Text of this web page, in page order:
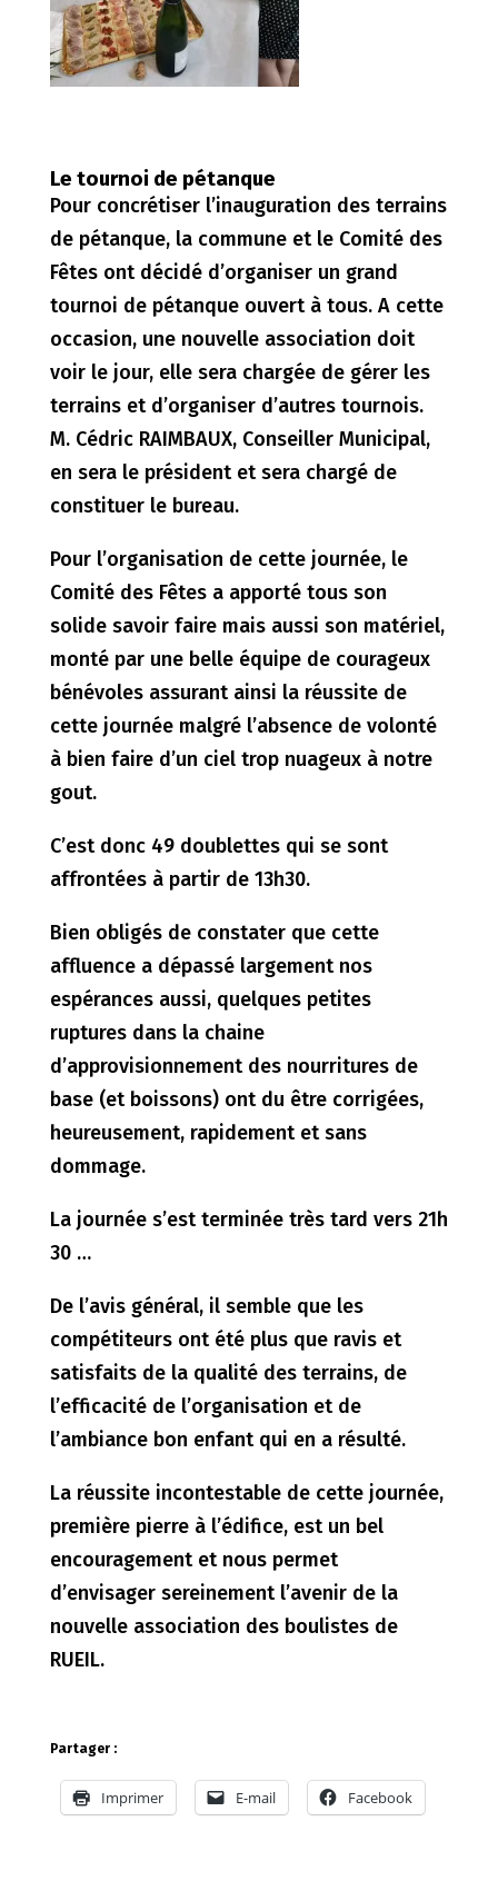
Le tournoi de pétanque
Pour concrétiser l’inauguration des terrains
de pétanque, la commune et le Comité des
Fêtes ont décidé d’organiser un grand
tournoi de pétanque ouvert à tous. A cette
occasion, une nouvelle association doit
voir le jour, elle sera chargée de gérer les
terrains et d’organiser d’autres tournois.
M. Cédric RAIMBAUX, Conseiller Municipal,
en sera le président et sera chargé de
constituer le bureau.
Pour l’organisation de cette journée, le
Comité des Fêtes a apporté tous son
solide savoir faire mais aussi son matériel,
monté par une belle équipe de courageux
bénévoles assurant ainsi la réussite de
cette journée malgré l’absence de volonté
à bien faire d’un ciel trop nuageux à notre
gout.
C’est donc 49 doublettes qui se sont
affrontées à partir de 13h30.
Bien obligés de constater que cette
affluence a dépassé largement nos
espérances aussi, quelques petites
ruptures dans la chaine
d’approvisionnement des nourritures de
base (et boissons) ont du être corrigées,
heureusement, rapidement et sans
dommage.
La journée s’est terminée très tard vers 21h
30 …
De l’avis général, il semble que les
compétiteurs ont été plus que ravis et
satisfaits de la qualité des terrains, de
l’efficacité de l’organisation et de
l’ambiance bon enfant qui en a résulté.
La réussite incontestable de cette journée,
première pierre à l’édifice, est un bel
encouragement et nous permet
d’envisager sereinement l’avenir de la
nouvelle association des boulistes de
RUEIL.
Partager :
Imprimer E-mail Facebook